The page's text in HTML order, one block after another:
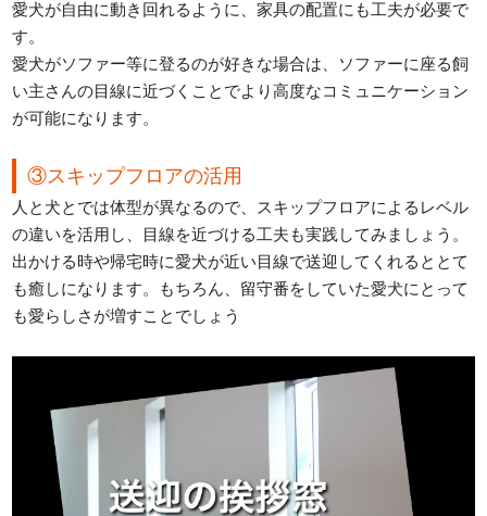
愛犬が自由に動き回れるように、家具の配置にも工夫が必要で
す。
愛犬がソファー等に登るのが好きな場合は、ソファーに座る飼
い主さんの目線に近づくことでより高度なコミュニケーション
が可能になります。
③スキップフロアの活用
人と犬とでは体型が異なるので、スキップフロアによるレベル
の違いを活用し、目線を近づける工夫も実践してみましょう。
出かける時や帰宅時に愛犬が近い目線で送迎してくれるととて
も癒しになります。もちろん、留守番をしていた愛犬にとって
も愛らしさが増すことでしょう